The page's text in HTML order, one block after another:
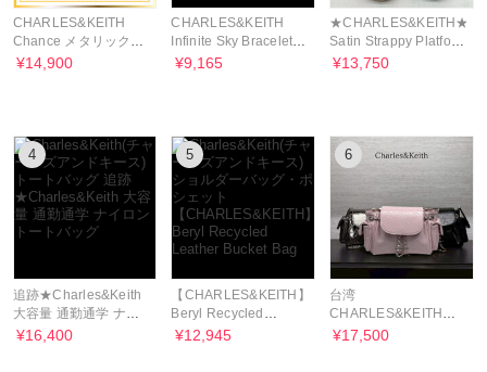
CHARLES&KEITH
Chance メタリックア
クセントバケットバッ
¥14,900
CHARLES&KEITH
Infinite Sky Bracelet
Silver/Rose Gold
¥9,165
Satin Strappy Platform
Wedges/送料込
¥13,750
4
追跡★Charles&Keith
大容量 通勤通学 ナイ
ロン トートバッグ
¥16,400
5
【CHARLES&KEITH】
Beryl Recycled
Leather Bucket Bag
¥12,945
6
台湾
CHARLES&KEITH
Duo デュアルパーパス
¥17,500